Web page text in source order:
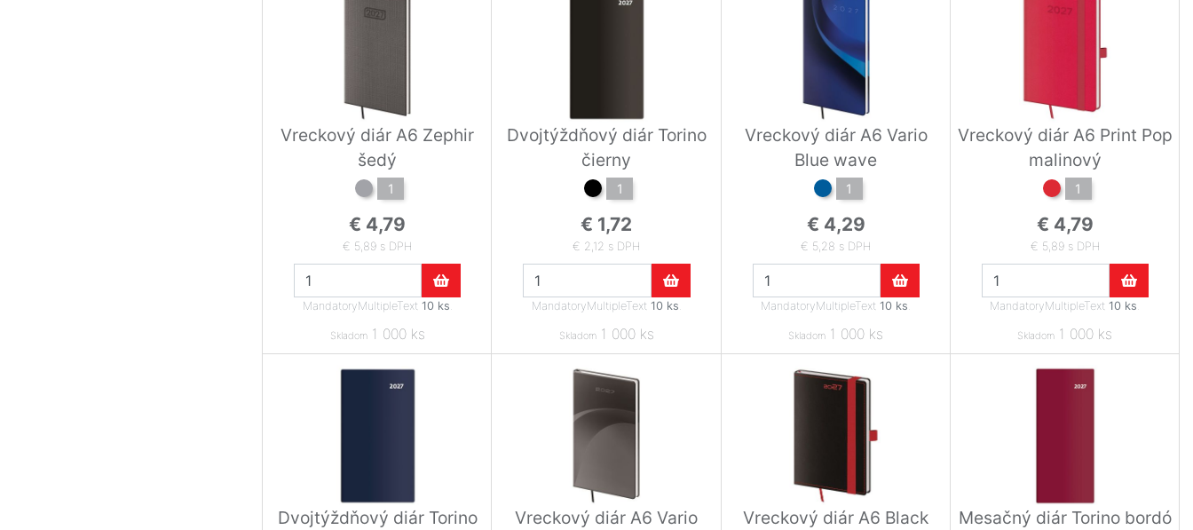
Vreckový diár A6 Zephir
šedý
1
€ 4,79
€ 5,89 s DPH
MandatoryMultipleText 10 ks
Skladom1 000 ks
Dvojtýždňový diár Torino
čierny
1
€ 1,72
€ 2,12 s DPH
MandatoryMultipleText 10 ks
Skladom1 000 ks
Vreckový diár A6 Vario
Blue wave
1
€ 4,29
€ 5,28 s DPH
MandatoryMultipleText10 ks
Skladom 1 000 ks
Vreckový diár A6 Print Pop
malinový
1
€ 4,79
€ 5,89 s DPH
MandatoryMultipleText10 ks
Skladom 1 000 ks
Dvojtýždňový diár Torino
Vreckový diár A6 Vario
Vreckový diár A6 Black
Mesačný diár Torino bordó